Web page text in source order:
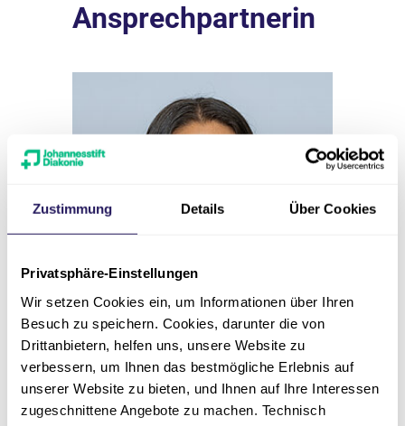
Zustimmung Details Über Cookies
Privatsphäre-Einstellungen
Wir setzen Cookies ein, um Informationen über Ihren
Besuch zu speichern. Cookies, darunter die von
Drittanbietern, helfen uns, unsere Website zu
verbessern, um Ihnen das bestmögliche Erlebnis auf
unserer Website zu bieten, und Ihnen auf Ihre Interessen
zugeschnittene Angebote zu machen. Technisch
Ansprechpartnerin